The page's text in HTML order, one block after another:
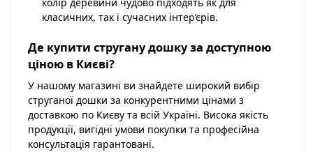
класичних, так і сучасних інтер’єрів.
Де купити стругану дошку за доступною
ціною в Києві?
У нашому магазині ви знайдете широкий вибір
струганої дошки за конкурентними цінами з
доставкою по Києву та всій Україні. Висока якість
продукції, вигідні умови покупки та професійна
консультація гарантовані.